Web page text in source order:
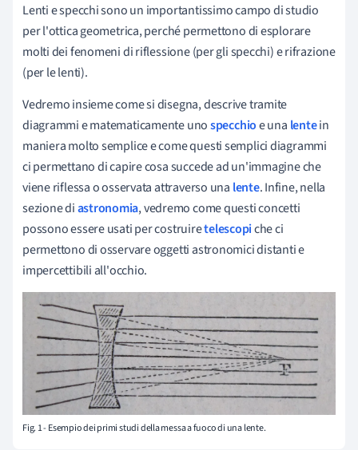
Lenti e specchi sono un importantissimo campo di studio
per l'ottica geometrica, perché permettono di esplorare
molti dei fenomeni di riflessione (per gli specchi) e rifrazione
(per le lenti).
Vedremo insieme come si disegna, descrive tramite
diagrammi e matematicamente unospecchioe una lentein
maniera molto semplice e come questi semplici diagrammi
ci permettano di capire cosa succede ad un'immagine che
viene riflessa o osservata attraverso una lente. Infine, nella
sezione diastronomia, vedremo come questi concetti
possono essere usati per costruiretelescopiche ci
permettono di osservare oggetti astronomici distanti e
impercettibili all'occhio.
Fig. 1 - Esempio dei primi studi della messa a fuoco di una lente.